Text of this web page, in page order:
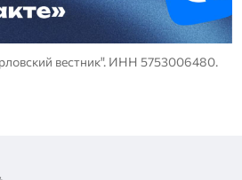
вестник". ИНН 5753006480.